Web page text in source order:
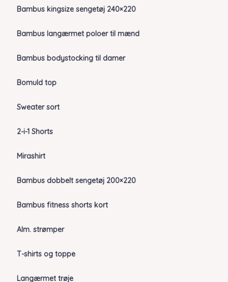
Bambus kingsize sengetøj 240×220
Bambus langærmet poloer til mænd
Bambus bodystocking til damer
Bomuld top
Sweater sort
2-i-1 Shorts
Mirashirt
Bambus dobbelt sengetøj 200×220
Bambus fitness shorts kort
Alm. strømper
T-shirts og toppe
Langærmet trøje